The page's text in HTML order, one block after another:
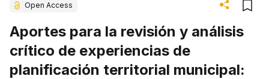
Open Access
Aportes para la revisión y análisis
crítico de experiencias de
planificación territorial municipal: